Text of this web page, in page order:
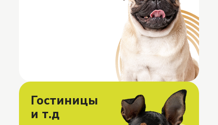
Гостиницы
и т.д